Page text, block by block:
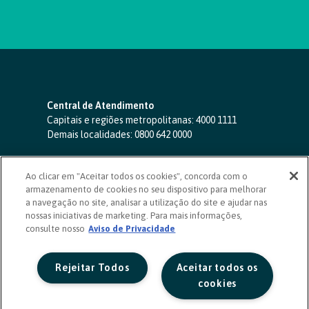
Central de Atendimento
Capitais e regiões metropolitanas: 4000 1111
Demais localidades: 0800 642 0000
SAC 24 horas-0800 724 4420
Ouvidoria
0800 725 0996
(de segunda a sexta, das 8h às 20h)
ouvidoriasicoob.com.br
Deficientes auditivos ou de fala
Ao clicar em "Aceitar todos os cookies", concorda com o
armazenamento de cookies no seu dispositivo para melhorar
a navegação no site, analisar a utilização do site e ajudar nas
nossas iniciativas de marketing. Para mais informações,
consulte nosso Aviso de Privacidade
Aceitar todos os
cookies
Rejeitar Todos